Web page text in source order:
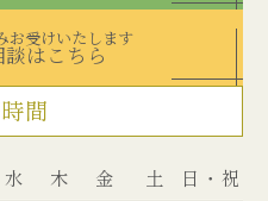
お受けいたします
はこちら
間
水 木 金 土
日・祝